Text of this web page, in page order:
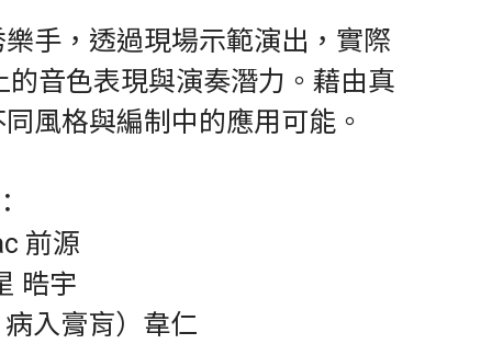
手，透過現場示範演出，實際
音色表現與演奏潛力。藉由真
風格與編制中的應用可能。
前源
晧宇
入膏肓）韋仁